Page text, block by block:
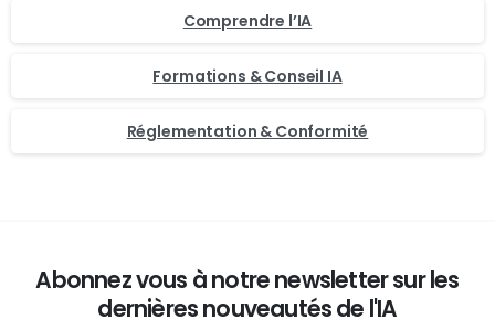
Comprendre l’IA
Formations & Conseil IA
Réglementation & Conformité
Abonnez vous à notre newsletter sur les
dernières nouveautés de l'IA